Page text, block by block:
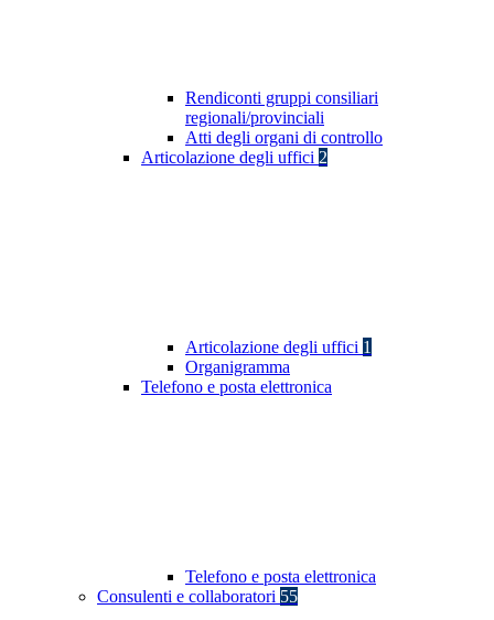
Rendiconti gruppi consiliari
regionali/provinciali
Atti degli organi di controllo
Articolazione degli uffici 2
Articolazione degli uffici 1
Organigramma
Telefono e posta elettronica
Telefono e posta elettronica
Consulenti e collaboratori 55